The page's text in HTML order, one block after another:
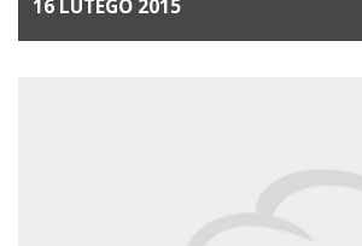
16 LUTEGO 2015